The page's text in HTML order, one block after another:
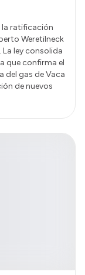
ratificación
Weretilneck
La ley consolida
que confirma el
del gas de Vaca
de nuevos